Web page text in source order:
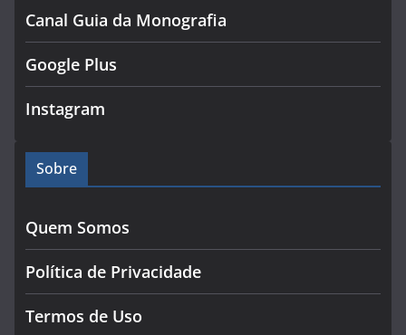
Canal Guia da Monografia
Google Plus
Instagram
Sobre
Quem Somos
Política de Privacidade
Termos de Uso